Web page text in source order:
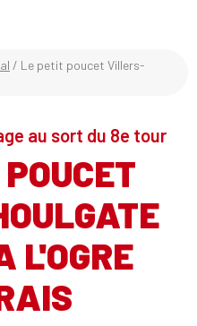
/ Le petit poucet Villers-
au sort du 8e tour
L'OGRE